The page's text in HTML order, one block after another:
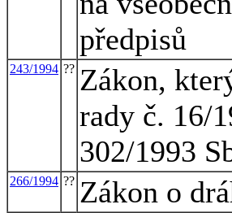
předpisů
243/1994 ?? Zákon,
rady č. 16/
302/1993
266/1994 ?? Zákon o